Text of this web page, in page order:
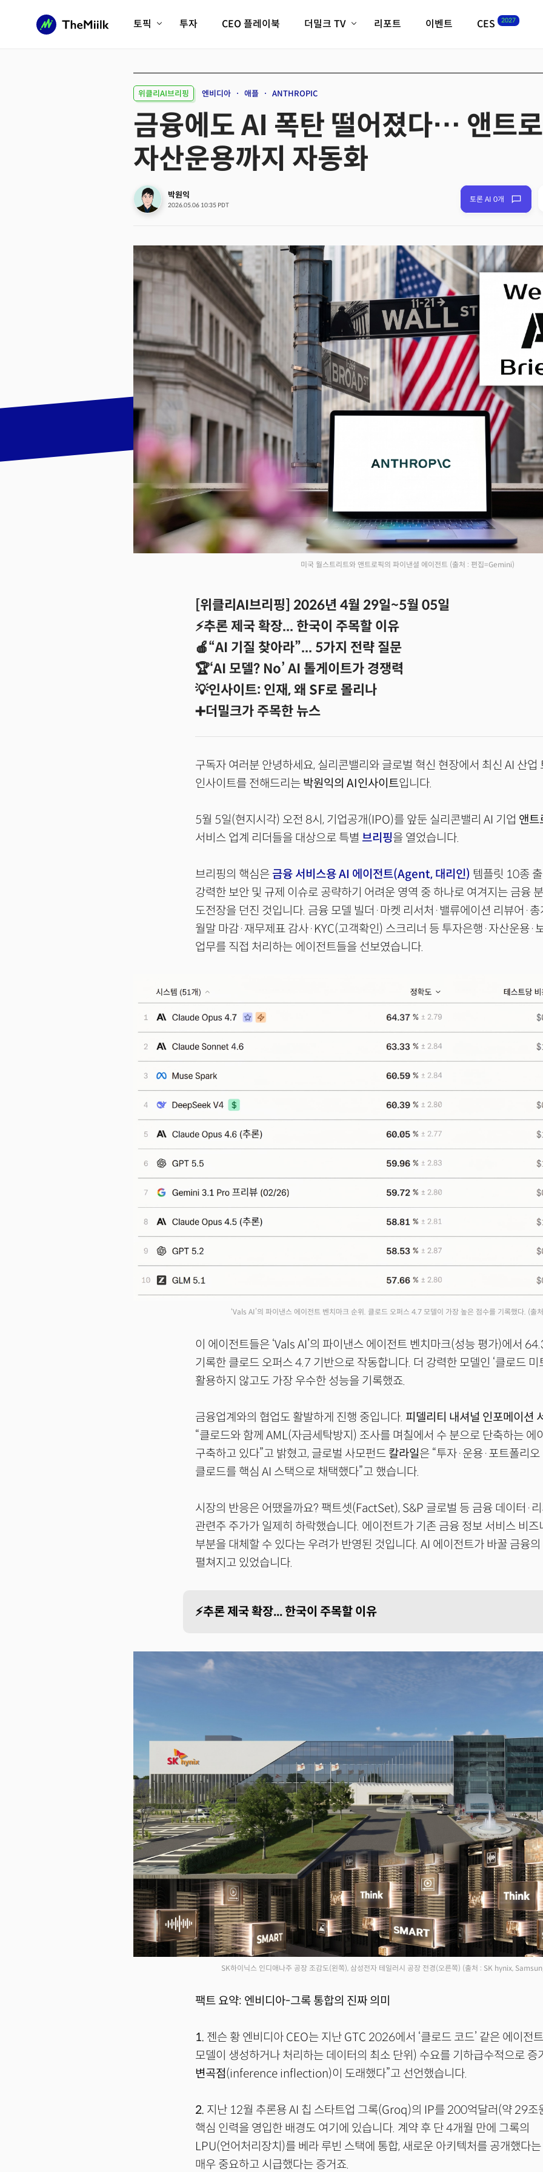
토픽
피지컬AI/로봇
AX비즈니스혁명
디지털자산
미래 교육/직업
전체 기사 보기
투자 CEO 플레이북 더밀크 TV
크리스의 뉴욕 시그널
더밀크 아카데미
더웨이브/트렌드쇼
리포트 이벤트 CES 2027
필드 가이드
CES2027 with
위클리AI브리핑 엔비디아 애플 ANTHROPIC
금융에도 AI 폭탄 떨어졌다… 앤트
자산운용까지 자동화
박원익
2026.05.06 10:35 PDT
토론 AI 0개
Facebook
기사링크 복사
미국 월스트리트와 앤트로픽의 파이낸셜 에이전트 (출처 : 편집=Gemini)
[위클리AI브리핑] 2026년 4월 29일~5월 05일
⚡추론 제국 확장... 한국이 주목할 이유
🍎“AI 기질 찾아라”... 5가지 전략 질문
🏆‘AI 모델? No’ AI 톨게이트가 경쟁력
💡인사이트: 인재, 왜 SF로 몰리나
➕더밀크가 주목한 뉴스
구독자 여러분 안녕하세요, 실리콘밸리와 글로벌 혁신 현장에서 최신 AI 산업
인사이트를 전해드리는 박원익의 AI인사이트입니다.
5월 5일(현지시각) 오전 8시, 기업공개(IPO)를 앞둔 실리콘밸리 AI 기업 앤트
서비스 업계 리더들을 대상으로 특별 브리핑을 열었습니다.
브리핑의 핵심은 금융 서비스용 AI 에이전트(Agent, 대리인) 템플릿 10종
강력한 보안 및 규제 이슈로 공략하기 어려운 영역 중 하나로 여겨지는 금융
도전장을 던진 것입니다. 금융 모델 빌더·마켓 리서처·밸류에이션 리뷰어·
월말 마감·재무제표 감사·KYC(고객확인) 스크리너 등 투자은행·자산운용·
업무를 직접 처리하는 에이전트들을 선보였습니다.
‘Vals AI’의 파이낸스 에이전트 벤치마크 순위. 클로드 오퍼스 4.7 모델이 가장 높은 점수를 기록했다. (출
이 에이전트들은 ‘Vals AI’의 파이낸스 에이전트 벤치마크(성능 평가)에서
기록한 클로드 오퍼스 4.7 기반으로 작동합니다. 더 강력한 모델인 ‘클로드 미
활용하지 않고도 가장 우수한 성능을 기록했죠.
금융업계와의 협업도 활발하게 진행 중입니다. 피델리티 내셔널 인포메이션
“클로드와 함께 AML(자금세탁방지) 조사를 며칠에서 수 분으로 단축하는 에
구축하고 있다”고 밝혔고, 글로벌 사모펀드 칼라일은 “투자·운용·포트폴리
클로드를 핵심 AI 스택으로 채택했다”고 했습니다.
시장의 반응은 어땠을까요? 팩트셋(FactSet), S&P 글로벌 등 금융 데이터·
관련주 주가가 일제히 하락했습니다. 에이전트가 기존 금융 정보 서비스 비즈
부분을 대체할 수 있다는 우려가 반영된 것입니다. AI 에이전트가 바꿀 금융
펼쳐지고 있었습니다.
⚡추론 제국 확장... 한국이 주목할 이유
SK하이닉스 인디애나주 공장 조감도(왼쪽), 삼성전자 테일러시 공장 전경(오른쪽) (출처 : SK hynix,
팩트 요약: 엔비디아-그록 통합의 진짜 의미
1. 젠슨 황 엔비디아 CEO는 지난 GTC 2026에서 ‘클로드 코드’ 같은 에이전
모델이 생성하거나 처리하는 데이터의 최소 단위) 수요를 기하급수적으로 증
변곡점(inference inflection)이 도래했다”고 선언했습니다.
2. 지난 12월 추론용 AI 칩 스타트업 그록(Groq)의 IP를 200억달러(약 29조
핵심 인력을 영입한 배경도 여기에 있습니다. 계약 후 단 4개월 만에 그록의
LPU(언어처리장치)를 베라 루빈 스택에 통합, 새로운 아키텍처를 공개했다
매우 중요하고 시급했다는 증거죠.